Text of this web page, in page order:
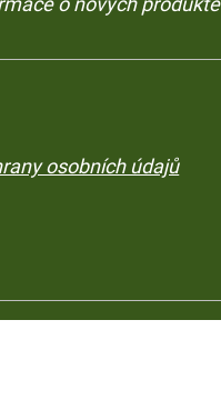
osobních údajů